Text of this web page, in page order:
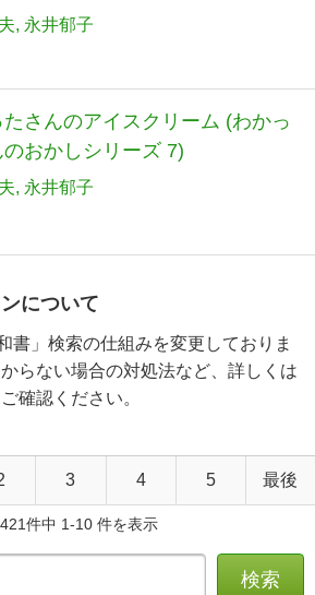
永井郁子
たさんのアイスクリーム (わかっ
のおかしシリーズ 7)
永井郁子
について
書」検索の仕組みを変更しておりま
らない場合の対処法など、詳しくは
確認ください。
3 4 5 最後
件中 1-10 件を表示
検索